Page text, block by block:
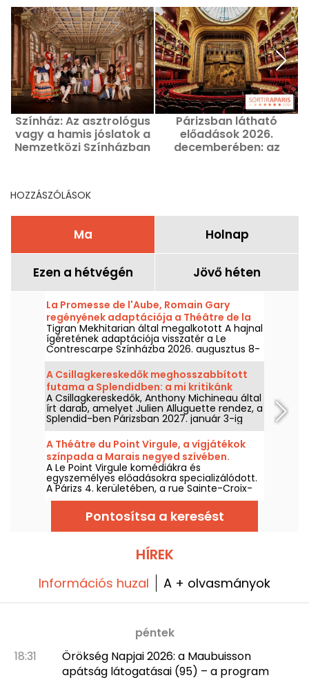
Színház: Az asztrológus
vagy a hamis jóslatok a
Nemzetközi Színházban
Párizsban látható
előadások 2026.
decemberében: az
HOZZÁSZÓLÁSOK
Ma Holnap
Ezen a hétvégén Jövő héten
La Promesse de l'Aube, Romain Gary
regényének adaptációja a Théâtre de la
Contrescarpe színházban.
Tigran Mekhitarian által megalkotott A hajnal
ígéretének adaptációja visszatér a Le
Contrescarpe Színházba 2026. augusztus 8-
tól.
A Csillagkereskedők meghosszabbított
futama a Splendidben: a mi kritikánk
A Csillagkereskedők, Anthony Michineau által
írt darab, amelyet Julien Alluguette rendez, a
Splendid-ben Párizsban 2027. január 3-ig
meghosszabbítva. Kritikánk.
A Théâtre du Point Virgule, a vígjátékok
színpada a Marais negyed szívében.
A Le Point Virgule komédiákra és
egyszemélyes előadásokra specializálódott.
A Párizs 4. kerületében, a rue Sainte-Croix-
de-la-Bretonnerie 7. szám alatt található
színház közel 50 éve létezik.
Pontosítsa a keresést
HÍREK
Információs huzal A + olvasmányok
péntek
18:31
Örökség Napjai 2026: a Maubuisson
apátság látogatásai (95) – a program